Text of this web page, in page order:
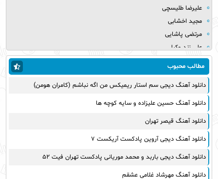
علیرضا طلیسچی
مجید اخشابی
مرتضی پاشایی
علی زند وکیلی
میلاد بابایی
مهدی یراحی
روزبه نعمت الهی
عماد طالب زاده
یوسف زمانی
مجید خراطها
زانیار خسروی
مطالب محبوب
دانلود آهنگ دیجی سم استار ریمیکس من اگه نباشم (کامران هومن)
دانلود آهنگ حسین علیزاده و سایه کوچه ها
دانلود آهنگ قیصر تهران
دانلود آهنگ دیجی آروین پادکست آریکست ۷
دانلود آهنگ دیجی باربد و محمد موریانی پادکست تهران فیت ۵۲
دانلود آهنگ مهرشاد غلامی عشقم